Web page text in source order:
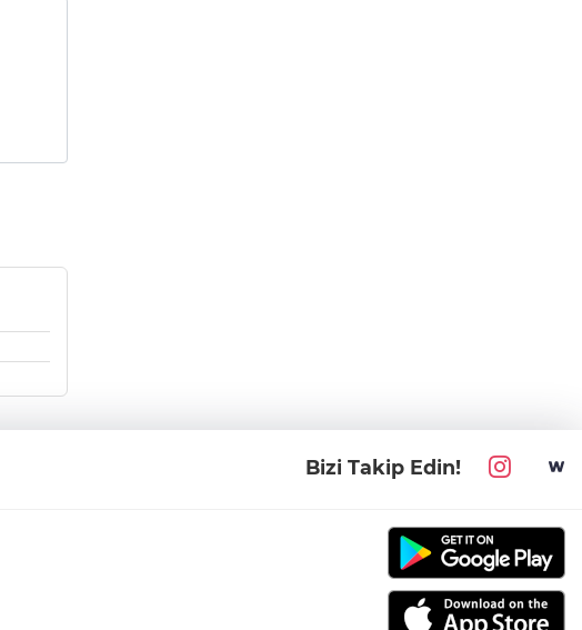
Bizi Takip Edin!